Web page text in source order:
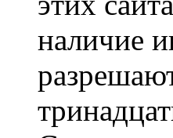
наличие